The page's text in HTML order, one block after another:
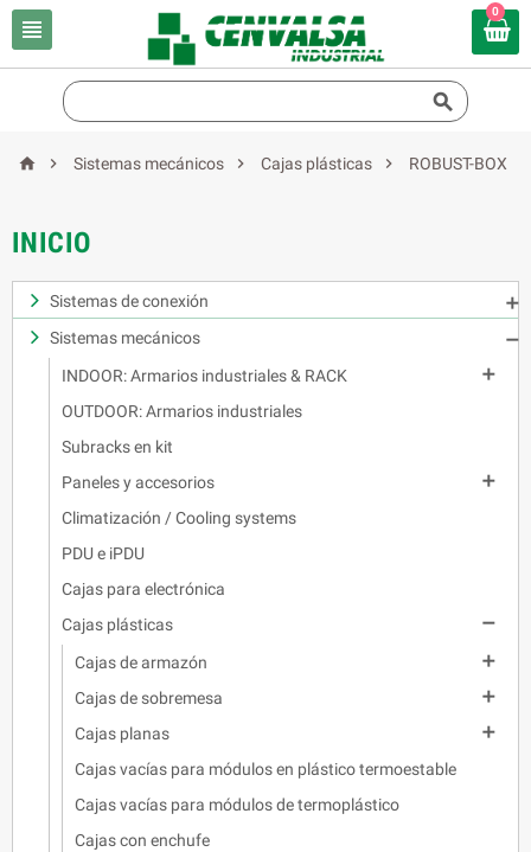

0

  Sistemas mecánicos  Cajas plásticas  ROBUST-BOX
INICIO
Sistemas de conexión

Sistemas mecánicos

INDOOR: Armarios industriales & RACK

OUTDOOR: Armarios industriales
Subracks en kit
Paneles y accesorios

Climatización / Cooling systems
PDU e iPDU
Cajas para electrónica
Cajas plásticas

Cajas de armazón

Cajas de sobremesa

Cajas planas

Cajas vacías para módulos en plástico termoestable
Cajas vacías para módulos de termoplástico
Cajas con enchufe